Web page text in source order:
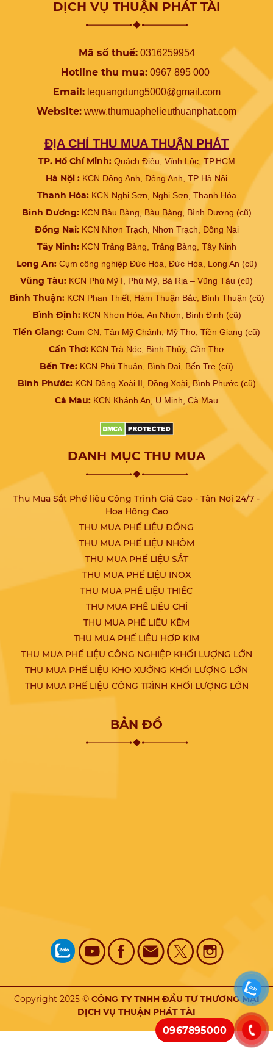
DỊCH VỤ THUẬN PHÁT TÀI
Mã số thuế:0316259954
Hotline thu mua: 0967 895 000
Email:lequangdung5000@gmail.com
Website: www.thumuaphelieuthuanphat.com
ĐỊA CHỈ THU MUA THUẬN PHÁT
TP. Hồ Chí Minh:Quách Điêu, Vĩnh Lộc, TP.HCM
Hà Nội : KCN Đông Anh, Đông Anh, TP Hà Nội
Thanh Hóa:KCN Nghi Sơn, Nghi Sơn, Thanh Hóa
Bình Dương:KCN Bàu Bàng, Bàu Bàng, Bình Dương (cũ)
Đồng Nai: KCN Nhơn Trạch, Nhơn Trạch, Đồng Nai
Tây Ninh: KCN Trảng Bàng, Trảng Bàng, Tây Ninh
Long An: Cụm công nghiệp Đức Hòa, Đức Hòa, Long An (cũ)
Vũng Tàu: KCN Phú Mỹ I, Phú Mỹ, Bà Rịa – Vũng Tàu (cũ)
Bình Thuận:KCN Phan Thiết, Hàm Thuận Bắc, Bình Thuận (cũ)
Bình Định: KCN Nhơn Hòa, An Nhơn, Bình Định (cũ)
Tiền Giang: Cụm CN, Tân Mỹ Chánh, Mỹ Tho, Tiền Giang (cũ)
Cần Thơ: KCN Trà Nóc, Bình Thủy, Cần Thơ
Bến Tre: KCN Phú Thuận, Bình Đại, Bến Tre (cũ)
Bình Phước: KCN Đồng Xoài II, Đồng Xoài, Bình Phước (cũ)
Cà Mau: KCN Khánh An, U Minh, Cà Mau
DANH MỤC THU MUA
Thu Mua Sắt Phế liệu Công Trình Giá Cao - Tận Nơi 24/7 -
Hoa Hồng Cao
THU MUA PHẾ LIỆU ĐỒNG
THU MUA PHẾ LIỆU NHÔM
THU MUA PHẾ LIỆU SẮT
THU MUA PHẾ LIỆU INOX
THU MUA PHẾ LIỆU THIẾC
THU MUA PHẾ LIỆU CHÌ
THU MUA PHẾ LIỆU KẼM
THU MUA PHẾ LIỆU HỢP KIM
THU MUA PHẾ LIỆU CÔNG NGHIỆP KHỐI LƯỢNG LỚN
THU MUA PHẾ LIỆU KHO XƯỞNG KHỐI LƯỢNG LỚN
THU MUA PHẾ LIỆU CÔNG TRÌNH KHỐI LƯỢNG LỚN
BẢN ĐỒ
Copyright 2025 © CÔNG TY TNHH ĐẦU TƯ THƯƠNG MẠI
DỊCH VỤ THUẬN PHÁT TÀI
0967895000